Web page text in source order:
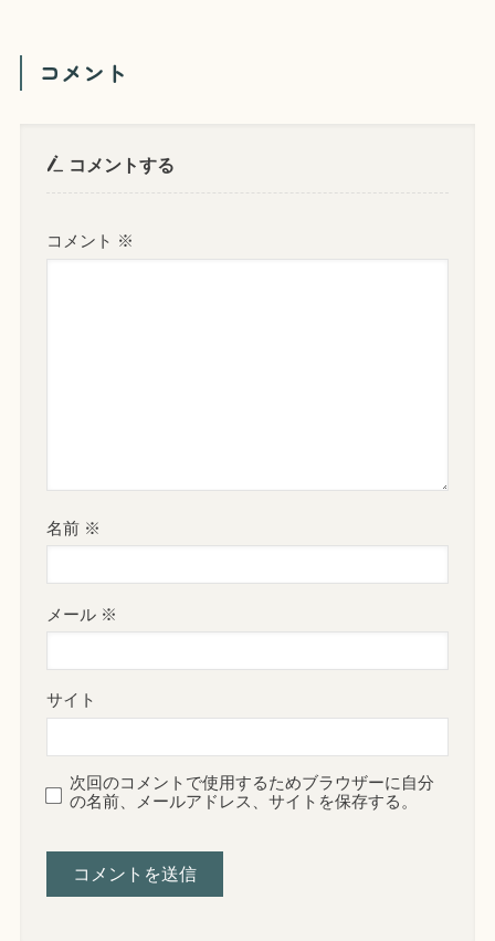
コメント
コメントする
コメント ※
名前 ※
メール ※
サイト
次回のコメントで使用するためブラウザーに自分
の名前、メールアドレス、サイトを保存する。